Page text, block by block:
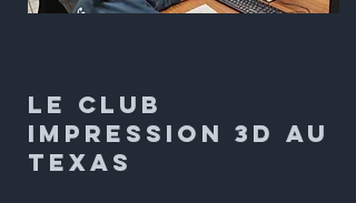
Le club
impression 3d au
texas